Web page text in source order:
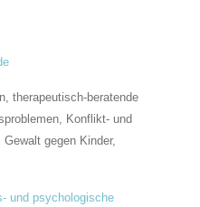
therapeutisch-beratende
Konflikt- und
gegen Kinder,
und psychologische